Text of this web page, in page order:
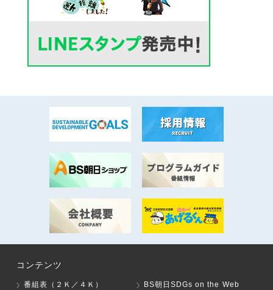
コンテンツ
番組表（２Ｋ／４Ｋ）
BS朝日SDGs on the Web